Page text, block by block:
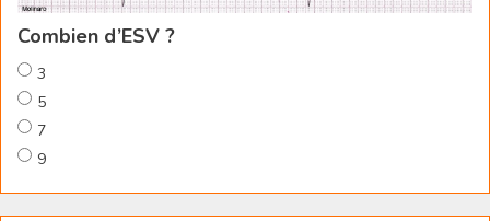
Combien d’ESV ?
3
5
7
9